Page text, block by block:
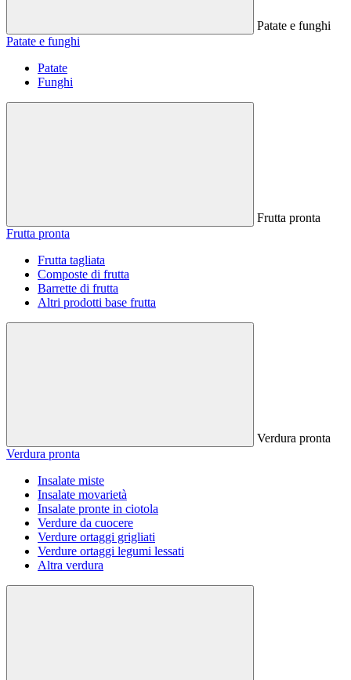
Patate e funghi
Patate e funghi
Patate
Funghi
Frutta pronta
Frutta pronta
Frutta tagliata
Composte di frutta
Barrette di frutta
Altri prodotti base frutta
Verdura pronta
Verdura pronta
Insalate miste
Insalate movarietà
Insalate pronte in ciotola
Verdure da cuocere
Verdure ortaggi grigliati
Verdure ortaggi legumi lessati
Altra verdura